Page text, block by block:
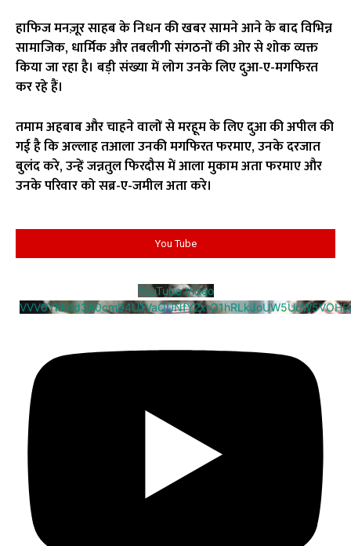
हाफिज मनज़ूर साहब के निधन की खबर सामने आने के बाद विभिन्न
सामाजिक, धार्मिक और तबलीगी संगठनों की ओर से शोक व्यक्त
किया जा रहा है। बड़ी संख्या में लोग उनके लिए दुआ-ए-मगफिरत
कर रहे हैं।
तमाम अहबाब और चाहने वालों से मरहूम के लिए दुआ की अपील की
गई है कि अल्लाह तआला उनकी मगफिरत फरमाए, उनके दरजात
बुलंद करे, उन्हें जन्नतुल फिरदौस में आला मुकाम अता फरमाए और
उनके परिवार को सब्र-ए-जमील अता करे।
You Tube
YouTube Video